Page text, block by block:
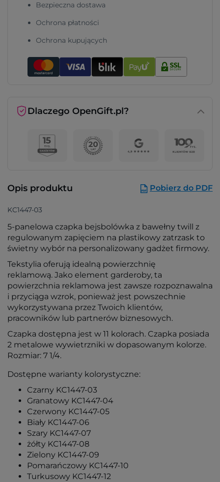
Bezpieczna dostawa
Ochrona płatności
Ochrona kupujących
Dlaczego OpenGift.pl?
Opis produktu Pobierz do PDF
KC1447-03
5-panelowa czapka bejsbolówka z bawełny twill z
regulowanym zapięciem na plastikowy zatrzask to
świetny wybór na personalizowany gadżet firmowy.
Tekstylia oferują idealną powierzchnię
reklamową. Jako element garderoby, ta
powierzchnia reklamowa jest zawsze rozpoznawalna
i przyciąga wzrok, ponieważ jest powszechnie
wykorzystywana przez Twoich klientów,
pracowników lub partnerów biznesowych.
Czapka dostępna jest w 11 kolorach. Czapka posiada
2 metalowe wywietrzniki w dopasowanym kolorze.
Rozmiar: 7 1/4.
Dostępne warianty kolorystyczne:
Czarny KC1447-03
Granatowy KC1447-04
Czerwony KC1447-05
Biały KC1447-06
Szary KC1447-07
żółty KC1447-08
Zielony KC1447-09
Pomarańczowy KC1447-10
Turkusowy KC1447-12